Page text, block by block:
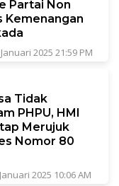
Partai Non
Kemenangan
2025 21:59 PM
Tidak
PHPU, HMI
Merujuk
Nomor 80
2025 10:06 AM